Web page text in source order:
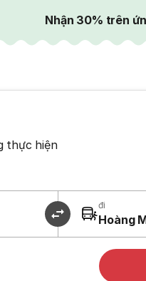
Nhận 30% trên
thực hiện
đi
Hoàng